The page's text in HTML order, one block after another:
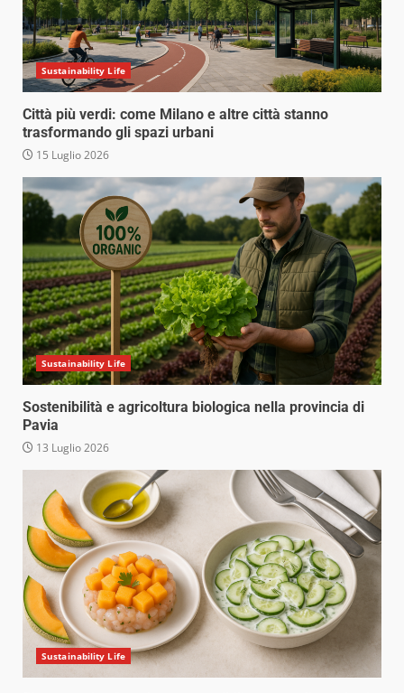
Sustainability Life
Città più verdi: come Milano e altre città stanno
trasformando gli spazi urbani
15 Luglio 2026
Sustainability Life
Sostenibilità e agricoltura biologica nella provincia di
Pavia
13 Luglio 2026
Sustainability Life